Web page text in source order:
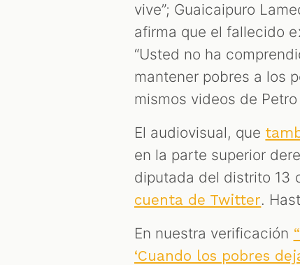
vive”; Guaicaipuro
afirma que el fallecido
“Usted no ha
mantener pobres a los
mismos videos de
El audiovisual, que
en la parte superior
diputada del distrito 13
cuenta de Twitter.
En nuestra verificación
‘Cuando los pobres